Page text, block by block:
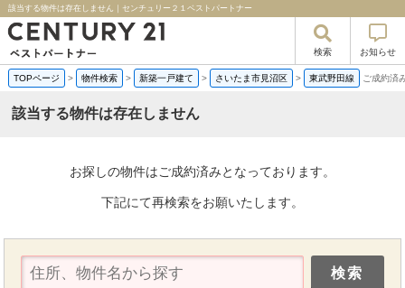
該当する物件は存在しません｜センチュリー２１ベストパートナー
検索 お知らせ
TOPページ > 物件検索 > 新築一戸建て > さいたま市見沼区 > 東武野田線 ご成約済
該当する物件は存在しません
お探しの物件はご成約済みとなっております。
下記にて再検索をお願いたします。